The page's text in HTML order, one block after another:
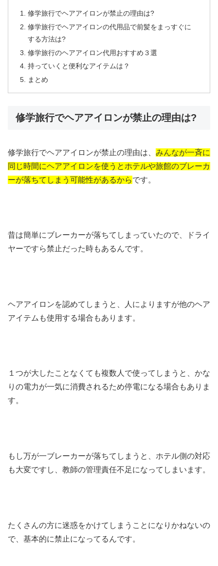
修学旅行でヘアアイロンが禁止の理由は?
修学旅行でヘアアイロンの代用品で前髪をまっすぐに
する方法は?
修学旅行のヘアアイロン代用おすすめ３選
持っていくと便利なアイテムは？
まとめ
修学旅行でヘアアイロンが禁止の理由は?
修学旅行でヘアアイロンが禁止の理由は、 みんなが一斉に
同じ時間にヘアアイロンを使うとホテルや旅館のブレーカ
ーが落ちてしまう可能性があるからです。
昔は簡単にブレーカーが落ちてしまっていたので、ドライ
ヤーですら禁止だった時もあるんです。
ヘアアイロンを認めてしまうと、人によりますが他のヘア
アイテムも使用する場合もあります。
１つが大したことなくても複数人で使ってしまうと、かな
りの電力が一気に消費されるため停電になる場合もありま
す。
もし万が一ブレーカーが落ちてしまうと、ホテル側の対応
も大変ですし、教師の管理責任不足になってしまいます。
たくさんの方に迷惑をかけてしまうことになりかねないの
で、基本的に禁止になってるんです。